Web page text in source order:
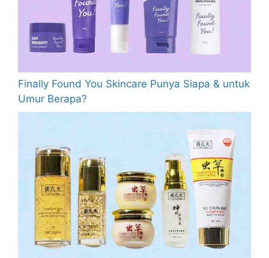
Finally Found You Skincare Punya Siapa & untuk
Umur Berapa?